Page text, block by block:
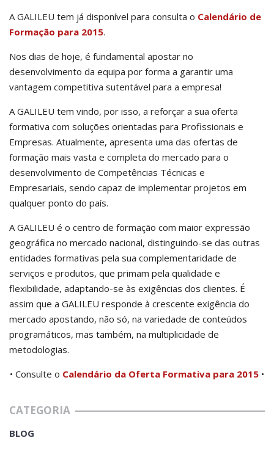
A GALILEU tem já disponível para consulta o Calendário de
Formação para 2015.
Nos dias de hoje, é fundamental apostar no
desenvolvimento da equipa por forma a garantir uma
vantagem competitiva sutentável para a empresa!
A GALILEU tem vindo, por isso, a reforçar a sua oferta
formativa com soluções orientadas para Profissionais e
Empresas. Atualmente, apresenta uma das ofertas de
formação mais vasta e completa do mercado para o
desenvolvimento de Competências Técnicas e
Empresariais, sendo capaz de implementar projetos em
qualquer ponto do país.
A GALILEU é o centro de formação com maior expressão
geográfica no mercado nacional, distinguindo-se das outras
entidades formativas pela sua complementaridade de
serviços e produtos, que primam pela qualidade e
flexibilidade, adaptando-se às exigências dos clientes. É
assim que a GALILEU responde à crescente exigência do
mercado apostando, não só, na variedade de conteúdos
programáticos, mas também, na multiplicidade de
metodologias.
• Consulte o Calendário da Oferta Formativa para 2015 •
CATEGORIA
BLOG